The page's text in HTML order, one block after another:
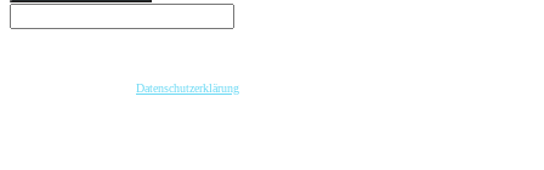
Datenschutzerklärung